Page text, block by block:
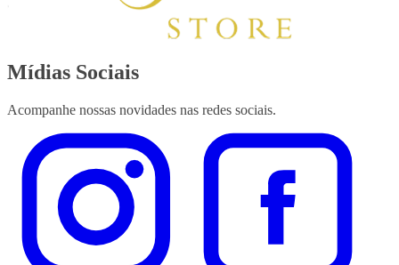
Mídias Sociais
Acompanhe nossas novidades nas redes sociais.